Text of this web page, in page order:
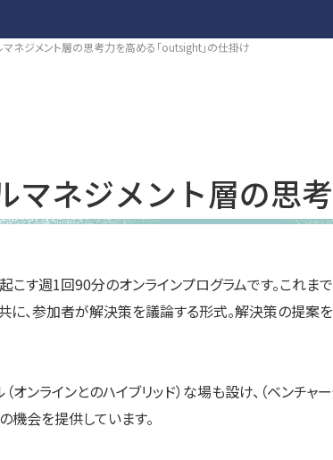
マネジメント層の思考力を高める「outsight」の仕掛け
マネジメント層の思
こす週1回90分のオンラインプログラムです。これ
に、参加者が解決策を議論する形式。解決策の提案を
オンラインとのハイブリッド）な場も設け、（ベン
機会を提供しています。